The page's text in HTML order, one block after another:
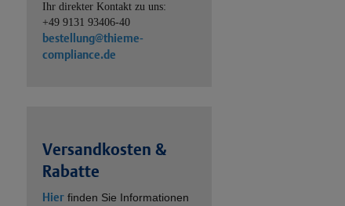
Ihr direkter Kontakt zu uns:
+49 9131 93406-40
bestellung@thieme-
compliance.de
Versandkosten &
Rabatte
Hier finden Sie Informationen